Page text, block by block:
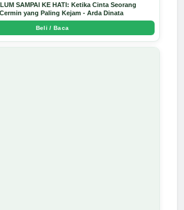
SAMPAI KE HATI: Ketika Cinta Seorang
yang Paling Kejam - Arda Dinata
Beli / Baca